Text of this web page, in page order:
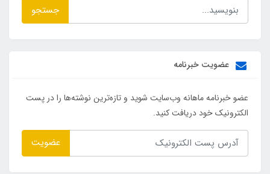
جستجو
عضویت خبرنامه
عضو خبرنامه ماهانه وب‌سایت شوید و تازه‌ترین نوشته‌ها را در پست
الکترونیک خود دریافت کنید.
عضویت